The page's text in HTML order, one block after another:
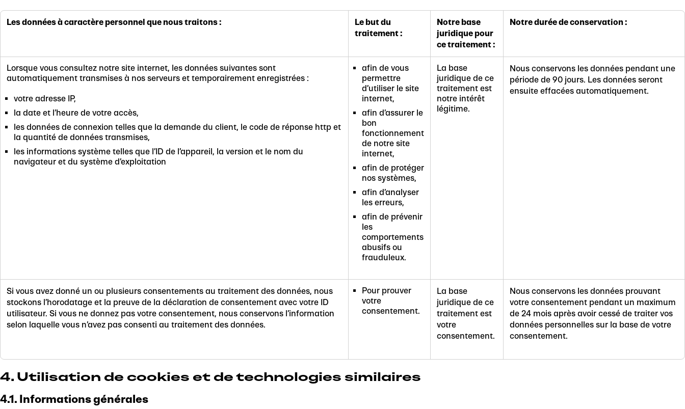
Les données à caractère personnel que nous traitons :
Le but du
traitement :
Notre base
juridique pour
ce traitement :
Notre durée de conservation :
Lorsque vous consultez notre site internet, les données suivantes sont
automatiquement transmises à nos serveurs et temporairement enregistrées :
votre adresse IP,
la date et l’heure de votre accès,
les données de connexion telles que la demande du client, le code de réponse http et
la quantité de données transmises,
les informations système telles que l’ID de l’appareil, la version et le nom du
navigateur et du système d’exploitation
afin de vous
permettre
d’utiliser le site
internet,
afin d’assurer le
bon
fonctionnement
de notre site
internet,
afin de protéger
nos systèmes,
afin d’analyser
les erreurs,
afin de prévenir
les
comportements
abusifs ou
frauduleux.
La base
juridique de ce
traitement est
notre intérêt
légitime.
Nous conservons les données pendant une
période de 90 jours. Les données seront
ensuite effacées automatiquement.
Si vous avez donné un ou plusieurs consentements au traitement des données, nous
stockons l’horodatage et la preuve de la déclaration de consentement avec votre ID
utilisateur. Si vous ne donnez pas votre consentement, nous conservons l’information
selon laquelle vous n’avez pas consenti au traitement des données.
Pour prouver
votre
consentement.
La base
juridique de ce
traitement est
votre
consentement.
Nous conservons les données prouvant
votre consentement pendant un maximum
de 24 mois après avoir cessé de traiter vos
données personnelles sur la base de votre
consentement.
4. Utilisation de cookies et de technologies similaires
4.1. Informations générales